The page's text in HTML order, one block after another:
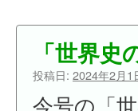
「世界
投稿日: 2024年2月1
今号の「